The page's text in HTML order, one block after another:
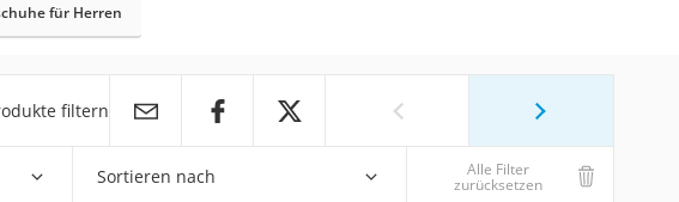
für Herren
filtern
Sortieren nach Alle Filter
zurücksetzen